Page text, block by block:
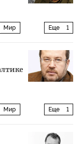
Еще 1
Мир
Еще 1
Мир